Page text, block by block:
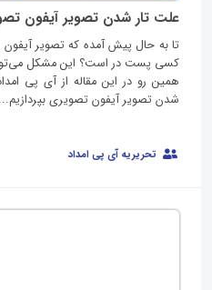
علت تار شدن تصویر آیفون
تا به حال پیش آمده که تصویر
کسی پست در است؟ این مشکل
همین‌ رو در این مقاله از آی‌ پی
شدن تصویر آیفون تصویری بپردازیم...
تحریریه آی پی امداد